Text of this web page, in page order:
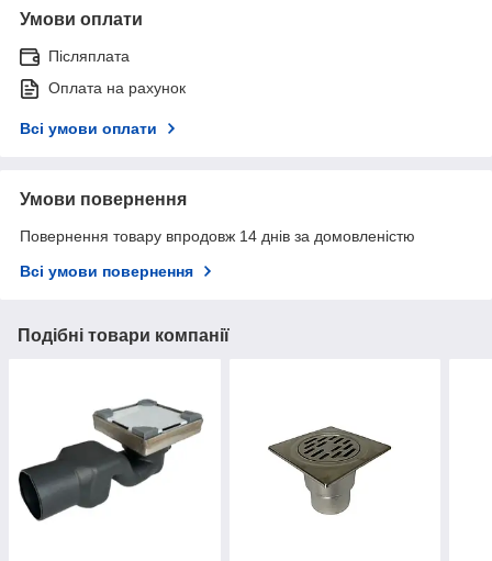
Умови оплати
Післяплата
Оплата на рахунок
Всі умови оплати
Умови повернення
Повернення товару впродовж 14 днів за домовленістю
Всі умови повернення
Подібні товари компанії